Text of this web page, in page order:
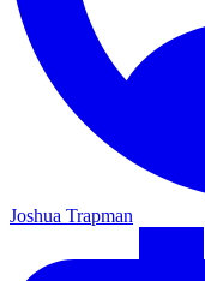
Joshua Trapman